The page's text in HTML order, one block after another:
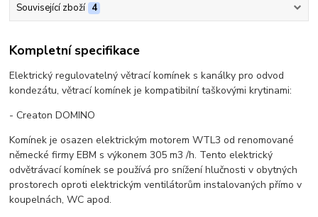
Související zboží 4
Kompletní specifikace
Elektrický regulovatelný větrací komínek s kanálky pro odvod
kondezátu, větrací komínek je kompatibilní taškovými krytinami:
- Creaton DOMINO
Komínek je osazen elektrickým motorem WTL3 od renomované
německé firmy EBM s výkonem 305 m3 /h. Tento elektrický
odvětrávací komínek se používá pro snížení hlučnosti v obytných
prostorech oproti elektrickým ventilátorům instalovaných přímo v
koupelnách, WC apod.